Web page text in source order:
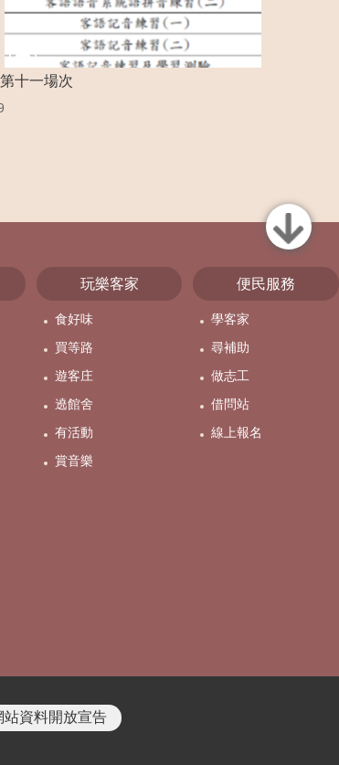
第十一場次
close
玩樂客家
食好味
買等路
遊客庄
遶館舍
有活動
賞音樂
便民服務
學客家
尋補助
做志工
借問站
線上報名
站資料開放宣告